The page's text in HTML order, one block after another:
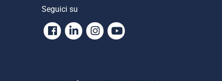
Seguici su
Facebook
LinkedinInstagram
Youtube